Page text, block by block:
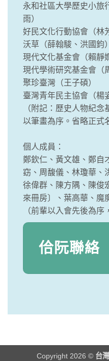
永和社區大學歷史小旅
雨）
好民文化行動協會（林
沃草（薛翰駿、洪國鈞）
現代文化基金會（賴靜
現代學術研究基金會（
聚珍臺灣（王子碩）
臺灣青年民主協會（楊
（附記：歷史人物紀
以筆畫為序。省略正式
個人成員：
鄭欽仁、黃文雄、鄭自
窈、周馥儀、林瓊華、
徐偉群、陳方隅、陳俊
來冊房〕、葉高華、魔
（前輩以入會先後為序
佮阮聯絡
Copyright 2026 © 台